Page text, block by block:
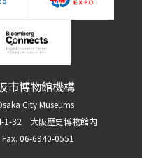
市博物館機構
City Museums
1-32 大阪歴史博物館内
06-6940-0551